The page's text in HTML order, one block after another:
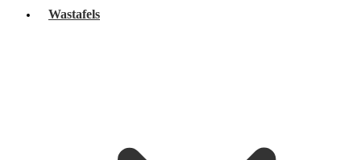
Wastafels